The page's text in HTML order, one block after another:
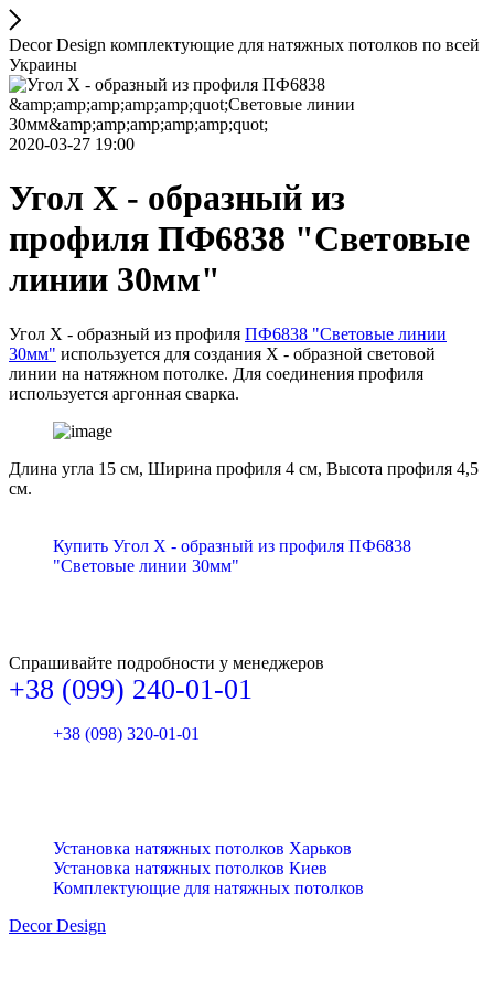
Decor Design комплектующие для натяжных потолков по всей
Украины
2020-03-27 19:00
Угол X - образный из
профиля ПФ6838 "Световые
линии 30мм"
Угол X - образный из профиля ПФ6838 "Световые линии
30мм" используется для создания X - образной световой
линии на натяжном потолке. Для соединения профиля
используется аргонная сварка.
Длина угла 15 см, Ширина профиля 4 см, Высота профиля 4,5
см.
Купить Угол X - образный из профиля ПФ6838
"Световые линии 30мм"
Спрашивайте подробности у менеджеров
+38 (099) 240-01-01
+38 (098) 320-01-01
Установка натяжных потолков Харьков
Установка натяжных потолков Киев
Комплектующие для натяжных потолков
Decor Design